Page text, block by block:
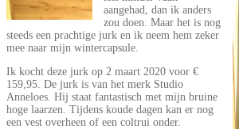
aangehad, dan ik anders
zou doen. Maar het is nog
steeds een prachtige jurk en ik neem hem zeker
mee naar mijn wintercapsule.
Ik kocht deze jurk op 2 maart 2020 voor €
159,95. De jurk is van het merk Studio
Anneloes. Hij staat fantastisch met mijn bruine
hoge laarzen. Tijdens koude dagen kan er nog
een vest overheen of een coltrui onder.